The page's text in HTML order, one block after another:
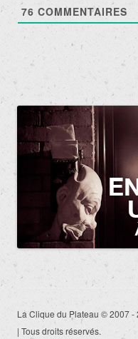
76 COMMENTAIRES
La Clique du Plateau © 2007 -
| Tous droits réservés.